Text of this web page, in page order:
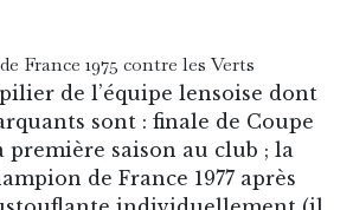
défense centrale, avec une
de France 1981 perdu
1982-1983, Lens réalise une
et se hisse à la quatrième
sa place en cours de
charnière Flak-Sénac et